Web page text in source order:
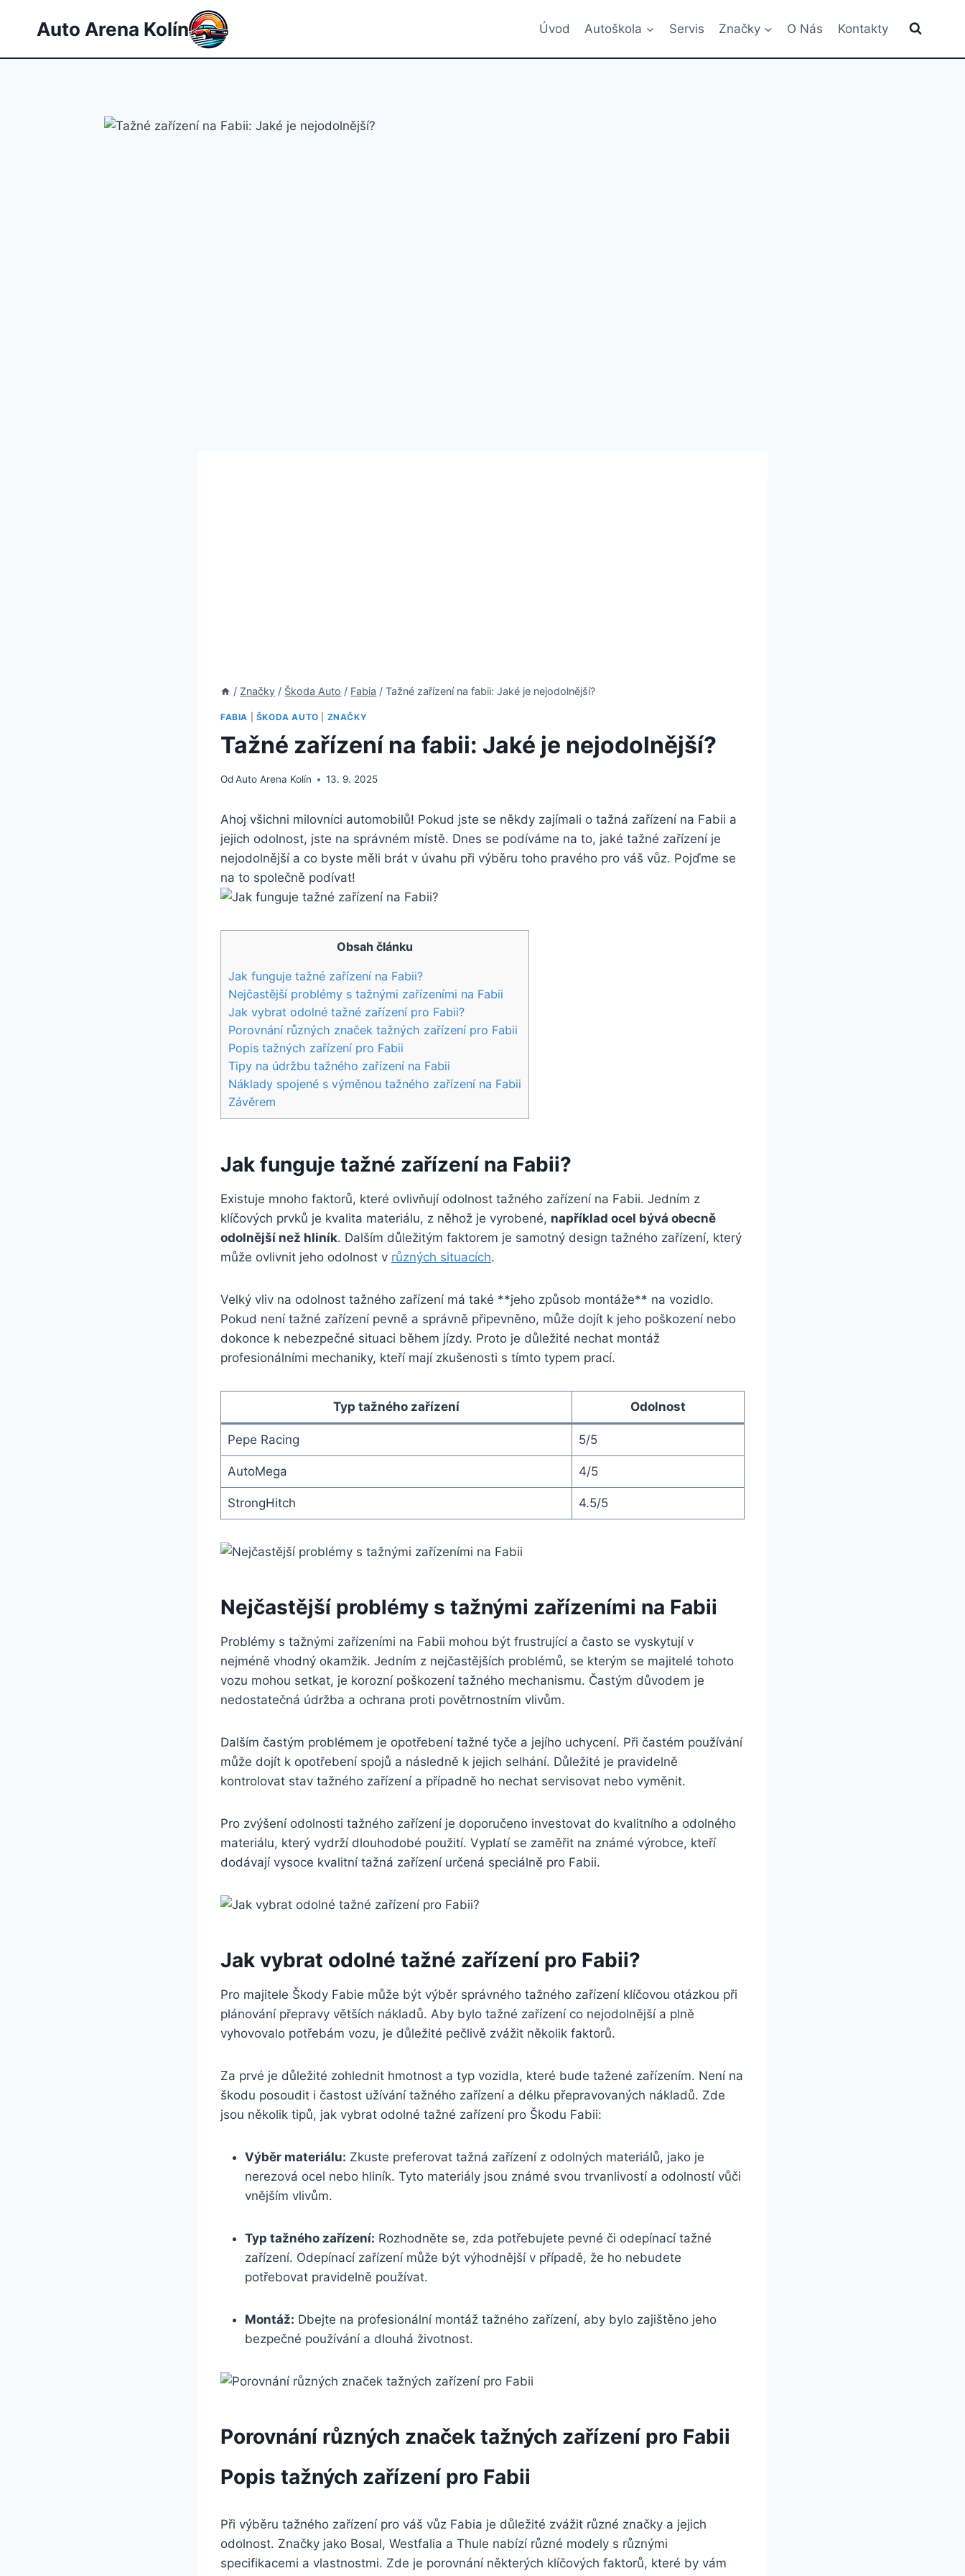
Auto Arena Kolín Úvod Autoškola Servis Značky O Nás Kontakty
/ Značky / Škoda Auto / Fabia / Tažné zařízení na fabii: Jaké je nejodolnější?
FABIA ŠKODA AUTO ZNAČKY
Tažné zařízení na fabii: Jaké je nejodolnější?
OdAuto Arena Kolín 13. 9. 2025
Ahoj všichni milovníci automobilů! Pokud jste se někdy zajímali o tažná ⁢zařízení na Fabii a
jejich⁤ odolnost, jste na správném místě. Dnes se podíváme na ⁢to, jaké tažné zařízení je
nejodolnější ‌a co ⁤byste měli brát v úvahu při⁢ výběru toho pravého pro‌ váš ⁣vůz. ‍Pojďme se
na to společně podívat!
Obsah článku
Jak funguje tažné zařízení na⁢ Fabii?
Nejčastější problémy s tažnými zařízeními na⁣ Fabii
Jak vybrat odolné tažné ⁤zařízení pro Fabii?
Porovnání různých značek tažných⁢ zařízení pro Fabii
Popis tažných zařízení ​pro ​Fabii
Tipy na údržbu tažného zařízení ‍na⁣ Fabii
Náklady⁤ spojené s⁤ výměnou tažného zařízení na Fabii
Závěrem
Jak funguje tažné zařízení na⁢ Fabii?
Existuje mnoho‌ faktorů, které ⁣ovlivňují⁣ odolnost ‍tažného zařízení⁣ na Fabii. Jedním z
klíčových prvků je kvalita materiálu, z něhož je vyrobené, například⁢ ocel bývá obecně
odolnější‌ než‍ hliník. Dalším důležitým faktorem‍ je samotný design⁢ tažného zařízení,⁣ který
může ovlivnit jeho ⁢odolnost v různých ⁤situacích.
Velký vliv na odolnost tažného zařízení má⁣ také **jeho ​způsob montáže** na vozidlo.
Pokud není tažné zařízení pevně a správně připevněno, může dojít k jeho poškození ​nebo
dokonce k nebezpečné situaci během ‌jízdy. Proto je důležité nechat montáž⁤
profesionálními mechaniky, kteří‍ mají ⁣zkušenosti s⁤ tímto typem prací.
Typ ‍tažného zařízení Odolnost
Pepe Racing 5/5
AutoMega 4/5
StrongHitch 4.5/5
Nejčastější problémy s tažnými zařízeními na⁣ Fabii
Problémy s tažnými zařízeními na Fabii mohou být‍ frustrující⁢ a často se vyskytují v
nejméně vhodný⁤ okamžik. ‍Jedním z nejčastějších problémů, se‍ kterým se majitelé tohoto
vozu mohou setkat, je ⁣korozní poškození ⁣tažného⁢ mechanismu. Častým důvodem je
nedostatečná údržba a ochrana proti povětrnostním ‍vlivům.
Dalším častým problémem je opotřebení tažné ⁢tyče ​a jejího uchycení.⁢ Při‍ častém používání
může‍ dojít k ‌opotřebení spojů a ​následně k⁣ jejich selhání. Důležité‌ je pravidelně
kontrolovat stav tažného zařízení a případně ho nechat servisovat nebo vyměnit.
Pro zvýšení odolnosti ‌tažného zařízení je ⁣doporučeno‍ investovat do kvalitního a odolného
materiálu, který‌ vydrží dlouhodobé použití. Vyplatí se zaměřit na známé výrobce, kteří
dodávají vysoce kvalitní tažná zařízení určená speciálně‌ pro‍ Fabii.
Jak vybrat odolné tažné ⁤zařízení pro Fabii?
Pro majitele ⁤Škody Fabie‌ může být výběr⁢ správného tažného zařízení klíčovou ​otázkou ⁢při
plánování přepravy větších nákladů. Aby bylo tažné⁢ zařízení co nejodolnější a plně
vyhovovalo potřebám ‍vozu, je ⁢důležité pečlivě zvážit‍ několik faktorů.
Za prvé je důležité zohlednit hmotnost a typ ⁤vozidla,‌ které bude tažené zařízením. Není na
škodu posoudit i častost užívání tažného zařízení a délku přepravovaných nákladů. Zde
jsou několik tipů, ⁤jak vybrat ‍odolné​ tažné⁢ zařízení pro Škodu Fabii:
Výběr materiálu: Zkuste preferovat⁣ tažná zařízení z odolných materiálů, jako ‍je
nerezová ocel⁤ nebo hliník. Tyto materiály jsou známé ‍svou trvanlivostí a odolností ‌vůči
vnějším ⁤vlivům.
Typ tažného zařízení: Rozhodněte se, zda potřebujete pevné‍ či odepínací tažné
zařízení. Odepínací ‌zařízení⁣ může být⁣ výhodnější v ‌případě, že ho nebudete
potřebovat pravidelně⁤ používat.
Montáž: Dbejte na profesionální ⁣montáž tažného zařízení, aby bylo zajištěno jeho‍
bezpečné používání a dlouhá životnost.
Porovnání různých značek tažných⁢ zařízení pro Fabii
Popis tažných zařízení ​pro ​Fabii
Při výběru ⁤tažného zařízení​ pro váš vůz Fabia je důležité zvážit různé značky a jejich
odolnost. ‌Značky jako​ Bosal, ​Westfalia a Thule ⁢nabízí​ různé modely s​ různými⁤
specifikacemi‍ a vlastnostmi. Zde je porovnání některých klíčových faktorů, které⁤ by ‌vám